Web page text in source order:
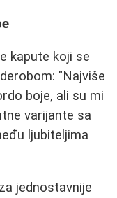
kapute koji se
"Najviše
boje, ali su mi
varijante sa
ljubiteljima
jednostavnije